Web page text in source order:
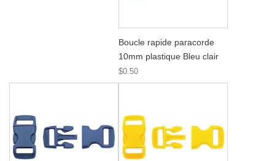
Boucle rapide paracorde
10mm plastique Bleu clair
$0.50